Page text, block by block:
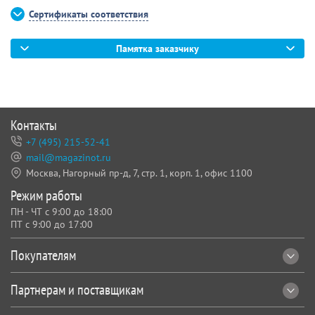
Сертификаты соответствия
Памятка заказчику
Покупателям
Партнерам и поставщикам
Контакты
+7 (495) 215-52-41
mail@magazinot.ru
Москва, Нагорный пр-д, 7, стр. 1, корп. 1, офис 1100
Режим работы
ПН - ЧТ с 9:00 до 18:00
ПТ с 9:00 до 17:00